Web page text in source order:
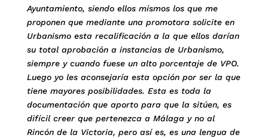
Ayuntamiento, siendo ellos mismos los que me
proponen que mediante una promotora solicite en
Urbanismo esta recalificación a la que ellos darían
su total aprobación a instancias de Urbanismo,
siempre y cuando fuese un alto porcentaje de VPO.
Luego yo les aconsejaría esta opción por ser la que
tiene mayores posibilidades. Esta es toda la
documentación que aporto para que la sitúen, es
difícil creer que pertenezca a Málaga y no al
Rincón de la Victoria, pero así es, es una lengua de